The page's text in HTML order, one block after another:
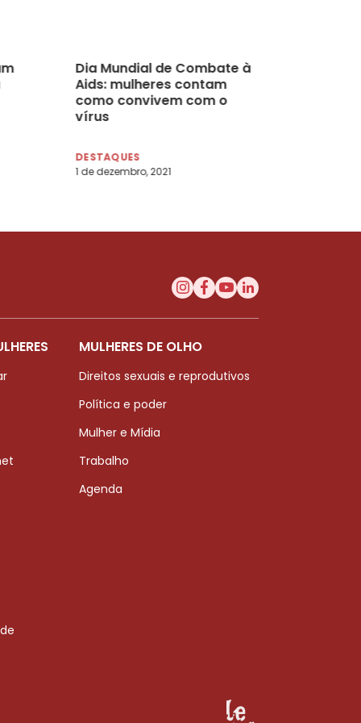
Dia Mundial de Combate à
Aids: mulheres contam
como convivem com o
vírus
DESTAQUES
1 de dezembro, 2021
MULHERES DE OLHO
Direitos sexuais e reprodutivos
Política e poder
Mulher e Mídia
Trabalho
Agenda